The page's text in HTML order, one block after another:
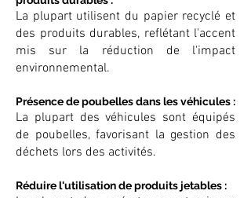
La plupart utilisent du papier recyclé et
des produits durables, reflétant l'accent
mis sur la réduction de l'impact
environnemental.
Présence de poubelles dans les véhicules :
La plupart des véhicules sont équipés
de poubelles, favorisant la gestion des
déchets lors des activités.
Réduire l'utilisation de produits jetables :